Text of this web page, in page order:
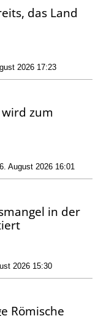
das Land
2026 17:23
zum
August 2026 16:01
in der
2026 15:30
Römische